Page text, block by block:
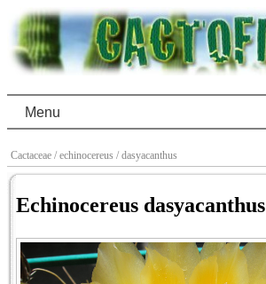
Menu
Cactaceae / echinocereus / dasyacanthus
Echinocereus dasyacanthus